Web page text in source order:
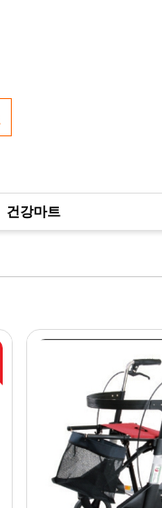
건강마트